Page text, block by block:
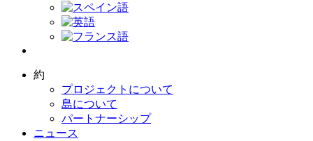
約
プロジェクトについて
島について
パートナーシップ
ニュース